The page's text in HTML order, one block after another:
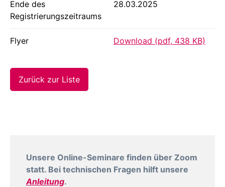
Ende des
Registrierungszeitraums
28.03.2025
Flyer Download (pdf, 438 KB)
Zurück zur Liste
Unsere Online-Seminare finden über Zoom
statt. Bei technischen Fragen hilft unsere
Anleitung.